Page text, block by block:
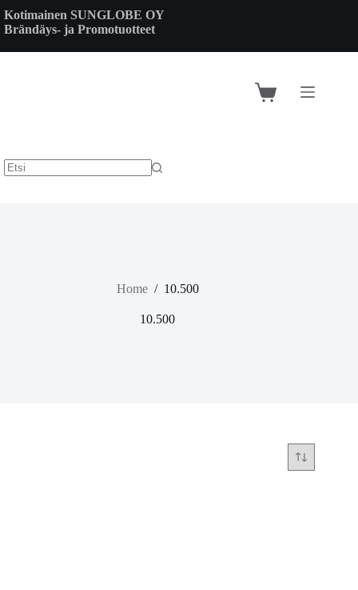
to
content
Kotimainen SUNGLOBE OY
Brändäys- ja Promotuotteet
Shopping
Home / 10.500
10.500